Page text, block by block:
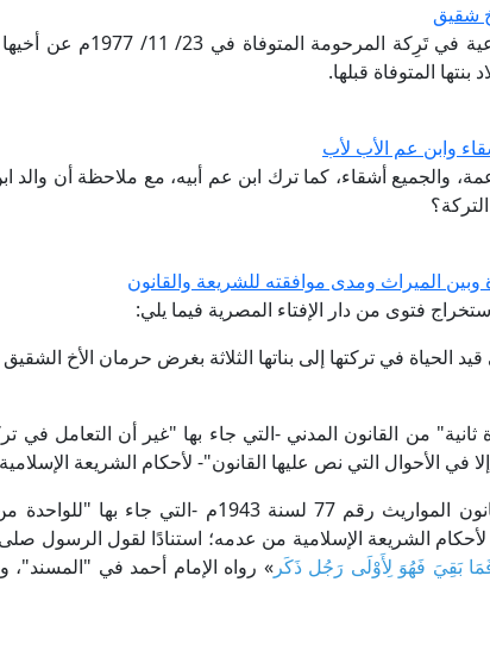
شقيق
طلب السائل بيان الأنصبة الشرعية في
بنتها المتوفاة قبلها.
وابن عم الأب لأب
والجميع أشقاء، كما ترك ابن عم أبيه، مع ملاحظة أن والد
الميراث ومدى موافقته للشريعة والقانون
فتوى من دار الإفتاء المصرية فيما يلي:
في تركتها إلى بناتها الثلاثة بغرض حرمان الأخ الشقيق
نص المادة 131 "فقرة ثانية" من القانون المدني -التي جاء بها "غير أن
في الأحوال التي نص عليها القانون"- لأحكام الشريعة
ــ مطابقة نص المادة 12 من قانون المواريث رقم 77 لسنة 1943م -
لأحكام الشريعة الإسلامية من عدمه؛ استنادًا لقول الرسول صلى
فَمَا بَقِيَ فَهُوَ لِأَوْلَى رَجُل ذَكَر» رواه الإمام أحمد في "المسند"،